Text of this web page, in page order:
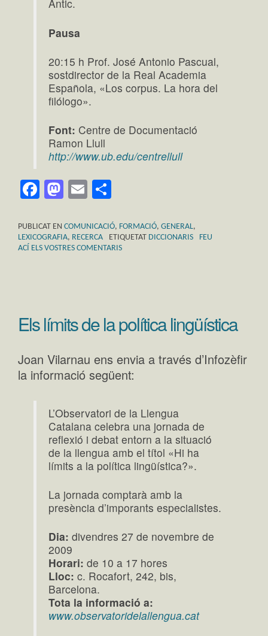
Antic.
Pausa
20:15 h Prof. José Antonio Pascual,
sostdirector de la Real Academia
Española, «Los corpus. La hora del
filólogo».
Font: Centre de Documentació
Ramon Llull
http://www.ub.edu/centrellull
Facebook
Mastodon
Email
PUBLICAT EN COMUNICACIÓ, FORMACIÓ, GENERAL,
LEXICOGRAFIA, RECERCA ETIQUETAT DICCIONARIS
FEU
ACÍ ELS VOSTRES COMENTARIS
Els límits de la política lingüística
Joan Vilarnau ens envia a través d’Infozèfir
la informació següent:
L’Observatori de la Llengua
Catalana celebra una jornada de
reflexió i debat entorn a la situació
de la llengua amb el títol «Hi ha
límits a la política lingüística?».
La jornada comptarà amb la
presència d’imporants especialistes.
Dia: divendres 27 de novembre de
2009
Horari: de 10 a 17 hores
Lloc: c. Rocafort, 242, bis,
Barcelona.
Tota la informació a:
www.observatoridelallengua.cat